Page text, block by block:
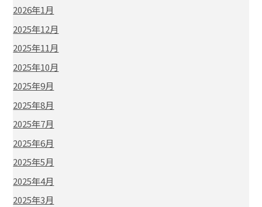
2026年1月
2025年12月
2025年11月
2025年10月
2025年9月
2025年8月
2025年7月
2025年6月
2025年5月
2025年4月
2025年3月